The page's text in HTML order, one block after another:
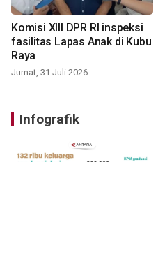
Komisi XIII DPR RI inspeksi
fasilitas Lapas Anak di Kubu
Raya
Jumat, 31 Juli 2026
Infografik